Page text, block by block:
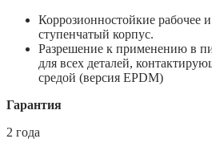
Коррозионностойкие рабочее
ступенчатый корпус.
Разрешение к применению в
для всех деталей,
средой (версия EPDM)
Гарантия
2 года